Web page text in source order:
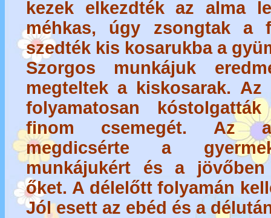
kezek elkezdték az alma
méhkas, úgy zsongtak a
szedték kis kosarukba a
Szorgos munkájuk
megteltek a kiskosarak. Az
folyamatosan
finom csemegét. Az
megdicsérte a
munkájukért és a
őket. A délelőtt folyamán
Jól esett az ebéd és a